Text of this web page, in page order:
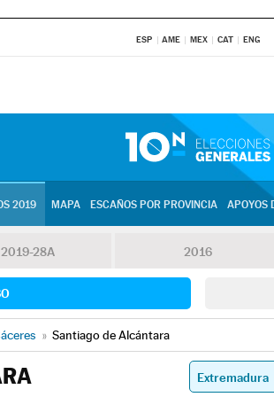
ESP AME MEX CAT ENG
2019 MAPA ESCAÑOS POR PROVINCIA APOYOS
2019-28A 2016
» Santiago de Alcántara